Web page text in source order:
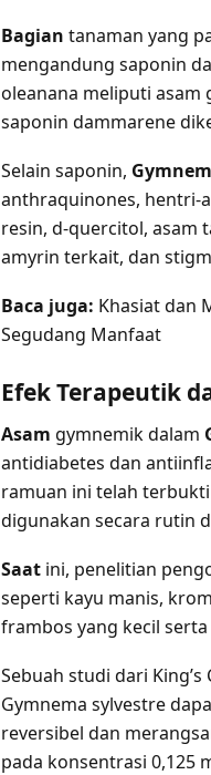
Bagian tanaman yang
mengandung saponin
oleanana meliputi asam
saponin dammarene
Selain saponin,
anthraquinones, hentri-
resin, d-quercitol, asam
amyrin terkait, dan
Baca juga: Khasiat dan
Segudang Manfaat
Efek Terapeutik
Asam gymnemik dalam
antidiabetes dan
ramuan ini telah
digunakan secara rutin
Saat ini, penelitian
seperti kayu manis,
frambos yang kecil
Sebuah studi dari
Gymnema sylvestre
reversibel dan
pada konsentrasi 0,125